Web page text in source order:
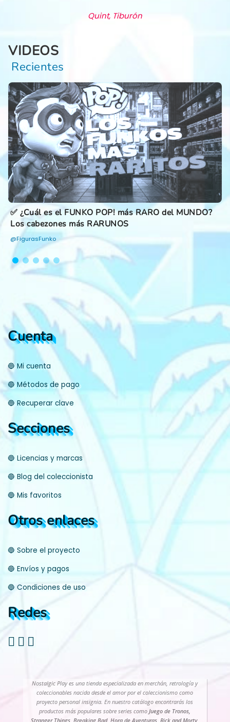
Quint, Tiburón
VIDEOS
Recientes
es el FUNKO POP! más RARO del MUNDO?
más RARUNOS
✅
Cuenta
🔵 Mi cuenta
🔵 Métodos de pago
🔵 Recuperar clave
Secciones
🔵 Licencias y marcas
🔵 Blog del coleccionista
🔵 Mis favoritos
Otros enlaces
🔵 Sobre el proyecto
🔵 Envíos y pagos
🔵 Condiciones de uso
Redes
Nostalgic Play es una tienda especializada en merchán, retrología y
coleccionables nacida desde el amor por el coleccionismo como
proyecto personal insignia. En nuestro catálogo encontrarás los
productos más populares sobre series comoJuego de Tronos,